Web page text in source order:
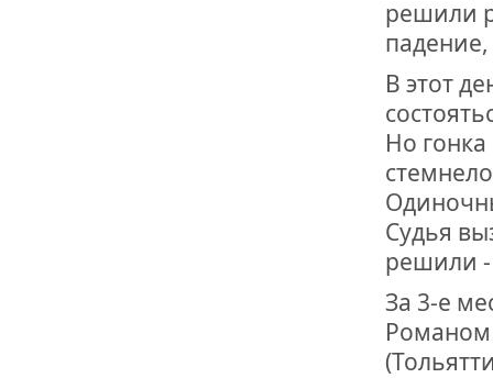
решили
В этот
Но
Судья
решили -
За 3-е